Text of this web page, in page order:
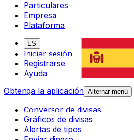
Particulares
Empresa
Plataforma
ES
Iniciar sesión
Registrarse
Ayuda
Obtenga la aplicación Alternar menú
Conversor de divisas
Gráficos de divisas
Alertas de tipos